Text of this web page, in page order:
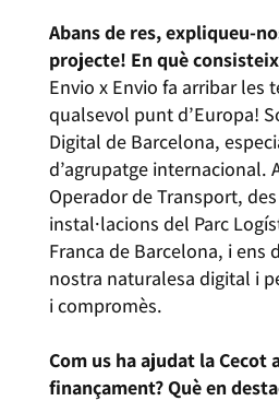
Abans de res, expliqueu-
projecte! En què
Envio x Envio fa arribar les
qualsevol punt d’Europa!
Digital de Barcelona,
d’agrupatge internacional.
Operador de Transport,
instal·lacions del Parc
Franca de Barcelona, i ens
nostra naturalesa digital i
i compromès.
Com us ha ajudat la Cecot
finançament? Què en